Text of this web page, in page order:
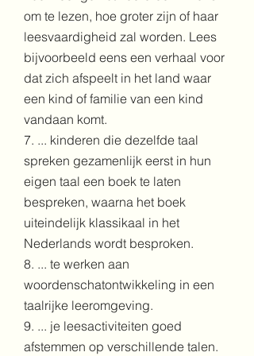
om te lezen, hoe groter zijn of haar
leesvaardigheid zal worden. Lees
bijvoorbeeld eens een verhaal voor
dat zich afspeelt in het land waar
een kind of familie van een kind
vandaan komt.
7. ... kinderen die dezelfde taal
spreken gezamenlijk eerst in hun
eigen taal een boek te laten
bespreken, waarna het boek
uiteindelijk klassikaal in het
Nederlands wordt besproken.
8. ... te werken aan
woordenschatontwikkeling in een
taalrijke leeromgeving.
9. ... je leesactiviteiten goed
afstemmen op verschillende talen.